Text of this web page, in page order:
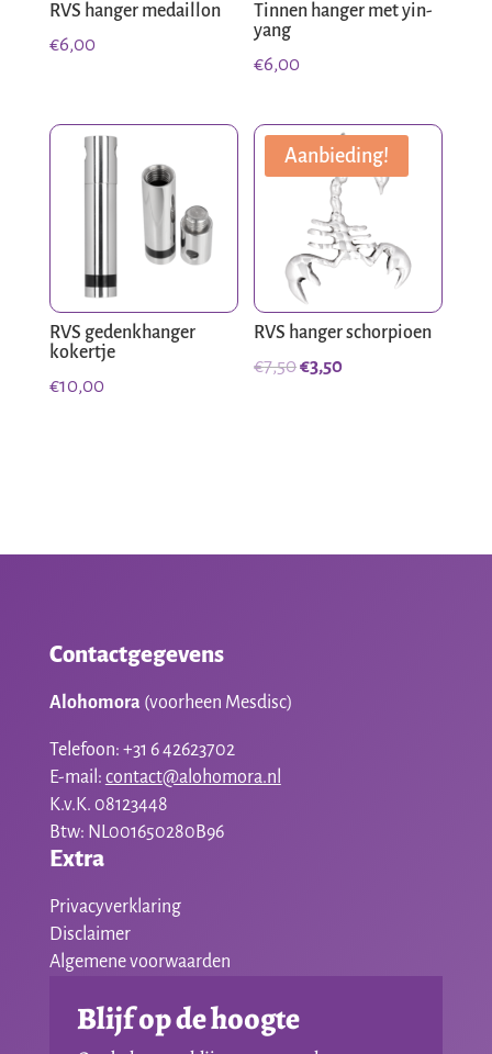
RVS hanger medaillon
€6,00
Tinnen hanger met yin-
yang
€6,00
RVS gedenkhanger
kokertje
€10,00
Aanbieding!
RVS hanger schorpioen
€7,50Oorspronkelijke
€3,50Huidige
Contactgegevens
Alohomora (voorheen Mesdisc)
Telefoon: +31 6 42623702
E-mail: contact@alohomora.nl
K.v.K. 08123448
Btw: NL001650280B96
Extra
Privacyverklaring
Disclaimer
Algemene voorwaarden
Blijf op de hoogte